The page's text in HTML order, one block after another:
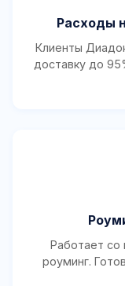
Расходы
Клиенты
доставку до
Работает
роуминг.